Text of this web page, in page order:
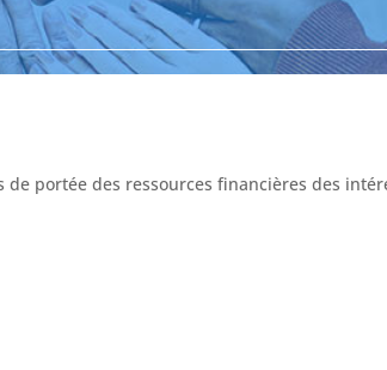
portée des ressources financières des